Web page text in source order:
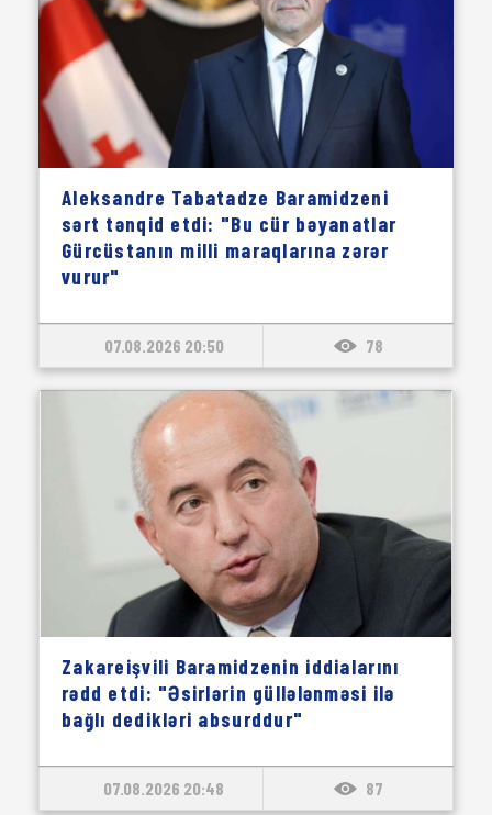
Aleksandre Tabatadze Baramidzeni
sərt tənqid etdi: "Bu cür bəyanatlar
Gürcüstanın milli maraqlarına zərər
vurur"
07.08.2026 20:50 78
Zakareişvili Baramidzenin iddialarını
rədd etdi: "Əsirlərin güllələnməsi ilə
bağlı dedikləri absurddur"
07.08.2026 20:48 87